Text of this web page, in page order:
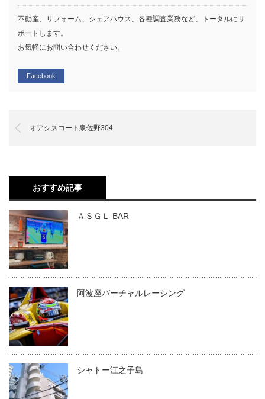
不動産、リフォーム、シェアハウス、各種調査業務など、トータルにサ
ポートします。
お気軽にお問い合わせください。
Facebook
オアシスコート泉佐野304
おすすめ記事
ＡＳＧＬ BAR
阿波座バーチャルレーシング
シャトー江之子島